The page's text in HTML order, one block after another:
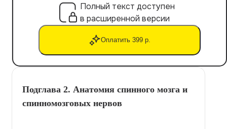
Полный текст доступен
в расширенной версии
Оплатить 399 р.
Подглава 2. Анатомия спинного мозга и
спинномозговых нервов